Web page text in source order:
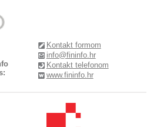
Kontakt formom
info@fininfo.hr
Kontakt telefonom
www.fininfo.hr